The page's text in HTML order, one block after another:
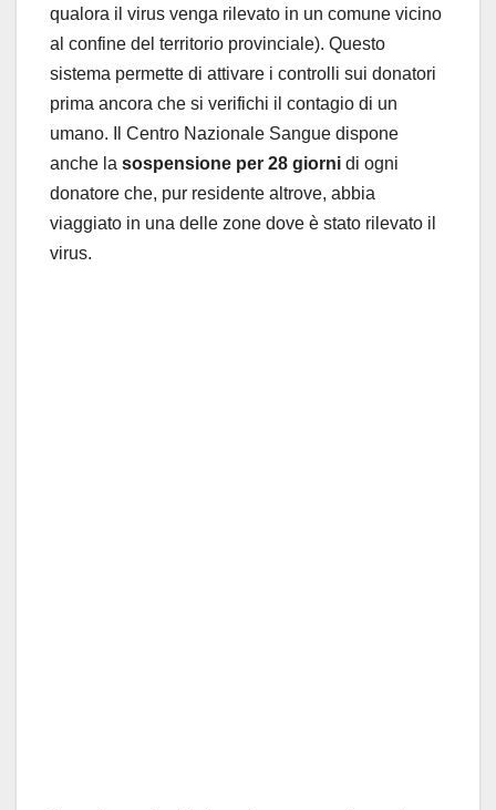
qualora il virus venga rilevato in un comune vicino
al confine del territorio provinciale). Questo
sistema permette di attivare i controlli sui donatori
prima ancora che si verifichi il contagio di un
umano. Il Centro Nazionale Sangue dispone
anche la sospensione per 28 giorni di ogni
donatore che, pur residente altrove, abbia
viaggiato in una delle zone dove è stato rilevato il
virus.